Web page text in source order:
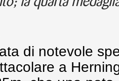
di notevole
a